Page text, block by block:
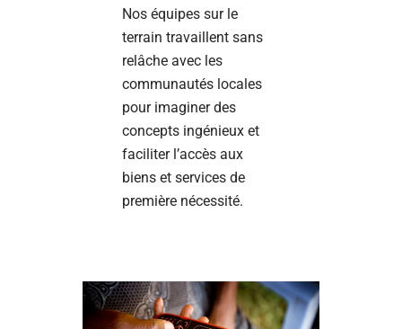
Nos équipes sur le
terrain travaillent sans
relâche avec les
communautés locales
pour imaginer des
concepts ingénieux et
faciliter l’accès aux
biens et services de
première nécessité.